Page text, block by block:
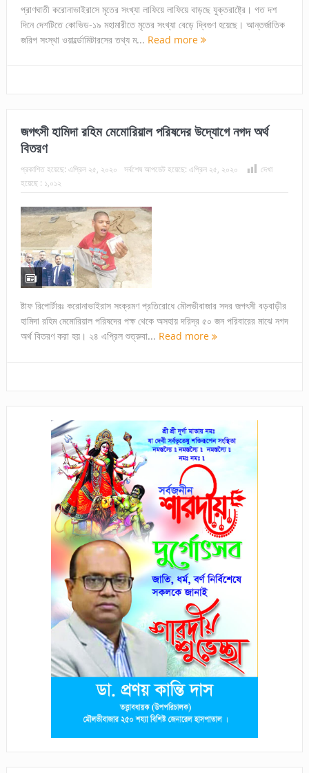
প্রাণঘাতী করোনাভাইরাসে মৃতের সংখ্যা লাফিয়ে লাফিয়ে বাড়ছে যুক্তরাষ্ট্রে। গত দশ
দিনে দেশটিতে কোভিড-১৯ মহামারীতে মৃতের সংখ্যা বেড়ে দ্বিগুণ হয়েছে। আন্তর্জাতিক
জরিপ সংস্থা ওয়ার্ল্ডোমিটারসের তথ্য ম... Read more
জগৎসী হামিদা রহিম মেমোরিয়াল পরিষদের উদ্যোগে নগদ অর্থ
বিতরণ
প্রকাশিত হয়েছে: এপ্রিল ২৫, ২০২০ সর্বশেষ আপডেট হয়েছে: এপ্রিল ২৫, ২০২০
দেখা
হয়েছে : ১,০১২
ষ্টাফ রিপোর্টারঃ করোনাভাইরাস সংক্রমণ প্রতিরোধে মৌলভীবাজার সদর জগৎসী বড়বাড়ীর
হামিদা রহিম মেমোরিয়াল পরিষদের পক্ষ থেকে অসহায় দরিদ্র ৫০ জন পরিবারের মাঝে নগদ
অর্থ বিতরণ করা হয়। ২৪ এপ্রিল শুত্রুবা... Read more